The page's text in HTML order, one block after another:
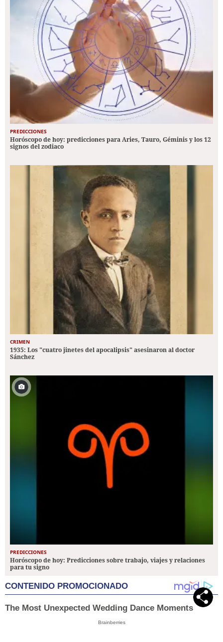
PREDICCIONES
Horóscopo de hoy: predicciones para Aries, Tauro, Géminis y los 12
signos del zodiaco
CRIMEN
1935: Los "cuatro jinetes del apocalipsis" asesinaron al doctor
Sánchez
PREDICCIONES
Horóscopo de hoy: Predicciones sobre trabajo, viajes y relaciones
para tu signo
CONTENIDO PROMOCIONADO
The Most Unexpected Wedding Dance Moments
Brainberries